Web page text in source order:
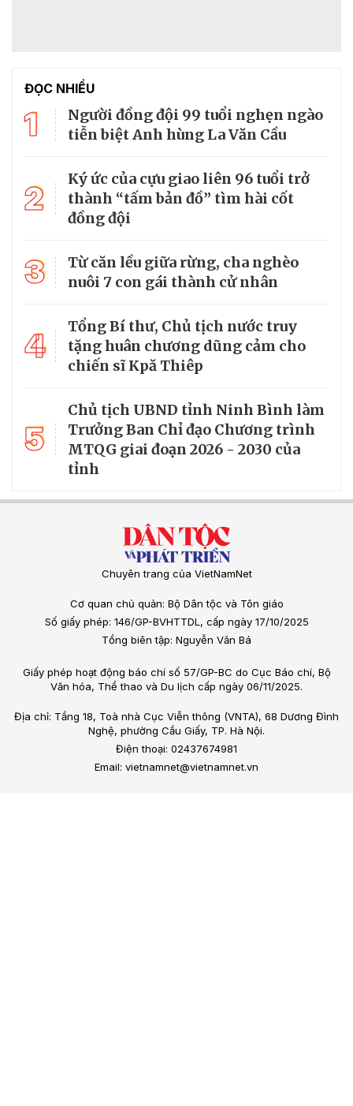
ĐỌC NHIỀU
1
Người đồng đội 99 tuổi nghẹn ngào
tiễn biệt Anh hùng La Văn Cầu
2
Ký ức của cựu giao liên 96 tuổi trở
thành “tấm bản đồ” tìm hài cốt
đồng đội
3
Từ căn lều giữa rừng, cha nghèo
nuôi 7 con gái thành cử nhân
4
Tổng Bí thư, Chủ tịch nước truy
tặng huân chương dũng cảm cho
chiến sĩ Kpă Thiêp
5
Chủ tịch UBND tỉnh Ninh Bình làm
Trưởng Ban Chỉ đạo Chương trình
MTQG giai đoạn 2026 - 2030 của
tỉnh
Chuyên trang của VietNamNet
Cơ quan chủ quản: Bộ Dân tộc và Tôn giáo
Số giấy phép: 146/GP-BVHTTDL, cấp ngày 17/10/2025
Tổng biên tập: Nguyễn Văn Bá
Giấy phép hoạt động báo chí số 57/GP-BC do Cục Báo chí, Bộ
Văn hóa, Thể thao và Du lịch cấp ngày 06/11/2025.
Địa chỉ: Tầng 18, Toà nhà Cục Viễn thông (VNTA), 68 Dương Đình
Nghệ, phường Cầu Giấy, TP. Hà Nội.
Điện thoại: 02437674981
Email: vietnamnet@vietnamnet.vn